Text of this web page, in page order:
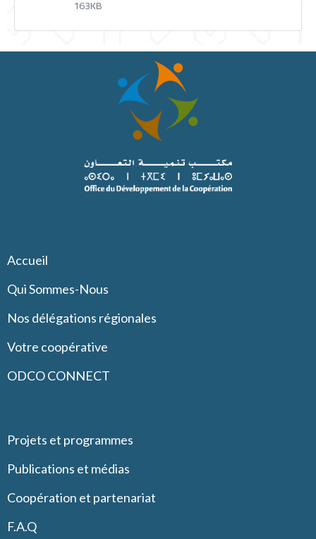
163KB
Accueil
Qui Sommes-Nous
Nos délégations régionales
Votre coopérative
ODCO CONNECT
Projets et programmes
Publications et médias
Coopération et partenariat
F.A.Q